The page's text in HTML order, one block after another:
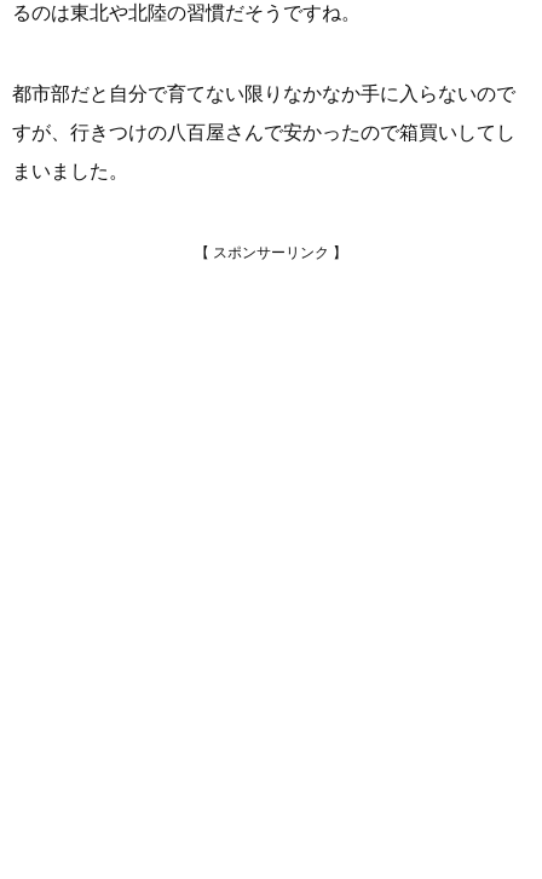
るのは東北や北陸の習慣だそうですね。
都市部だと自分で育てない限りなかなか手に入らないので
すが、行きつけの八百屋さんで安かったので箱買いしてし
まいました。